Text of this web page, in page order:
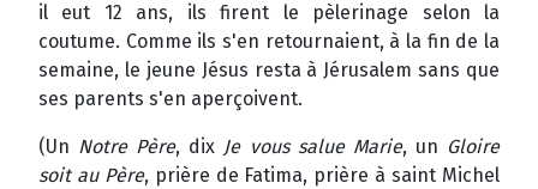
il eut 12 ans, ils firent le pèlerinage selon la
coutume. Comme ils s'en retournaient, à la fin de la
semaine, le jeune Jésus resta à Jérusalem sans que
ses parents s'en aperçoivent.
(Un Notre Père, dix Je vous salue Marie, un Gloire
soit au Père, prière de Fatima, prière à saint Michel